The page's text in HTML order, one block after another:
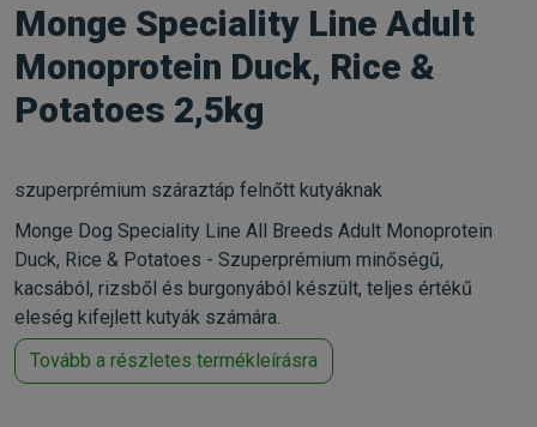
Monge Speciality Line Adult
Monoprotein Duck, Rice &
Potatoes 2,5kg
szuperprémium száraztáp felnőtt kutyáknak
Monge Dog Speciality Line All Breeds Adult Monoprotein
Duck, Rice & Potatoes - Szuperprémium minőségű,
kacsából, rizsből és burgonyából készült, teljes értékű
eleség kifejlett kutyák számára.
Tovább a részletes termékleírásra